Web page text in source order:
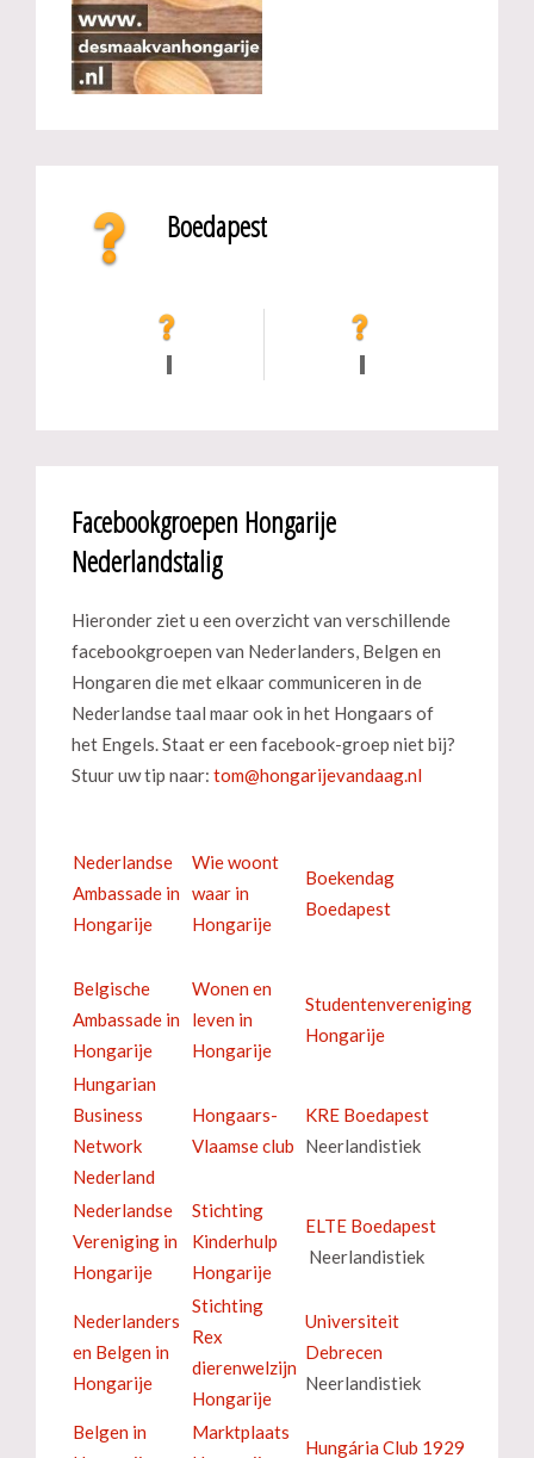
Boedapest
Facebookgroepen Hongarije
Nederlandstalig
Hieronder ziet u een overzicht van verschillende
facebookgroepen van Nederlanders, Belgen en
Hongaren die met elkaar communiceren in de
Nederlandse taal maar ook in het Hongaars of
het Engels. Staat er een facebook-groep niet bij?
Stuur uw tip naar:
Nederlandse
Ambassade in
Hongarije
Wie woont
waar in
Hongarije
Boekendag
Boedapest
Belgische
Ambassade in
Hongarije
Wonen en
leven in
Hongarije
Studentenvereniging
Hongarije
Hungarian
Business
Network
Nederland
Hongaars-
Vlaamse club
KRE Boedapest
Neerlandistiek
Nederlandse
Vereniging in
Hongarije
Stichting
Kinderhulp
Hongarije
ELTE Boedapest
Neerlandistiek
Nederlanders
en Belgen in
Hongarije
Stichting
Rex
dierenwelzijn
Hongarije
Universiteit
Debrecen
Neerlandistiek
Belgen in
Marktplaats
Hungária Club 1929